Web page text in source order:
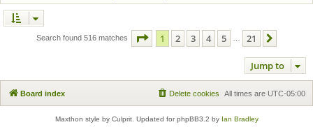
Search found 516 matches Page 1of 21
1 2 3 4 5 21
Jump to
Board index All times are UTC-05:00
Delete cookies
Maxthon style by Culprit. Updated for phpBB3.2 by Ian Bradley